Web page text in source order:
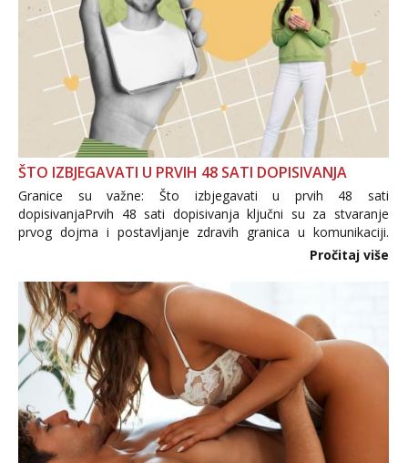
ŠTO IZBJEGAVATI U PRVIH 48 SATI DOPISIVANJA
Granice su važne: Što izbjegavati u prvih 48 sati
dopisivanjaPrvih 48 sati dopisivanja ključni su za stvaranje
prvog dojma i postavljanje zdravih granica u komunikaciji.
Važno je izbjeći prebrzo otkrivanje osobnih ili intimnih
informacija, jer nepoznata osoba još nije zaslužila to
povjerenje. Takođe...
Pročitaj više